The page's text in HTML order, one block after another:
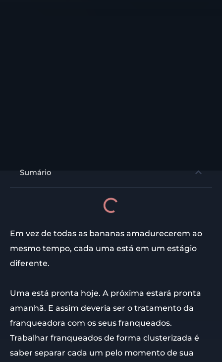
Sumário
Em vez de todas as bananas amadurecerem ao
mesmo tempo, cada uma está em um estágio
diferente.
Uma está pronta hoje. A próxima estará pronta
amanhã. E assim deveria ser o tratamento da
franqueadora com os seus franqueados.
Trabalhar franqueados de forma clusterizada é
saber separar cada um pelo momento de sua